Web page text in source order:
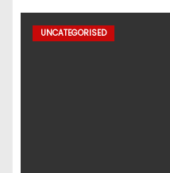
UNCATEGORISED